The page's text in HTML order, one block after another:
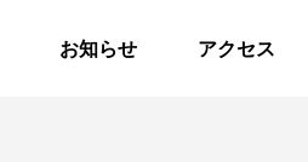
お知らせ アクセス